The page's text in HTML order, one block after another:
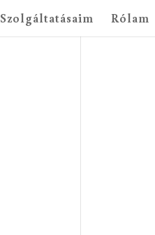
Szolgáltatásaim Rólam